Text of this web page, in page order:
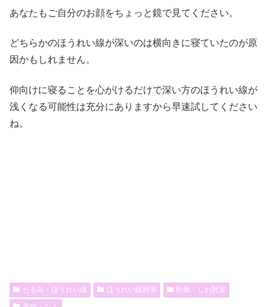
あなたもご自分のお顔をちょっと鏡で見てください。
どちらかのほうれい線が深いのは横向きに寝ていたのが原
因かもしれません。
仰向けに寝ることを心がけるだけで深い方のほうれい線が
浅くなる可能性は充分にありますから早速試してください
ね。
たるみ・ほうれい線 ほうれい線対策
乾燥・しわ対策